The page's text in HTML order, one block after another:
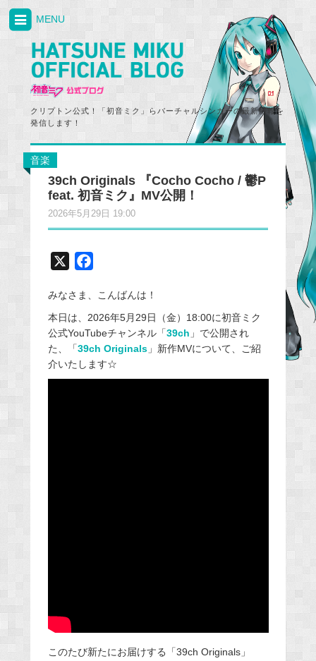
クリプトン公式！「初音ミク」らバーチャルシンガーの最新情報を
発信します！
MENU
音楽
39ch Originals 『Cocho Cocho / 鬱P
feat. 初音ミク』MV公開！
2026年5月29日 19:00
c
e
b
o
o
みなさま、こんばんは！
本日は、2026年5月29日（金）18:00に初音ミク
公式YouTubeチャンネル「39ch 」で公開され
た、「39ch Originals」新作MVについて、ご紹
介いたします☆
このたび新たにお届けする「39ch Originals」